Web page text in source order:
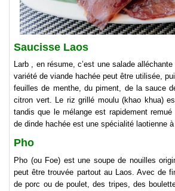
Saucisse Laos
Larb , en résume, c’est une salade
variété de viande hachée peut être utilisée,
feuilles de menthe, du piment, de la sauce
citron vert. Le riz grillé moulu (khao khua)
tandis que le mélange est rapidement
de dinde hachée est une spécialité laotienne
Pho
Pho (ou Foe) est une soupe de nouilles
peut être trouvée partout au Laos. Avec de
de porc ou de poulet, des tripes, des